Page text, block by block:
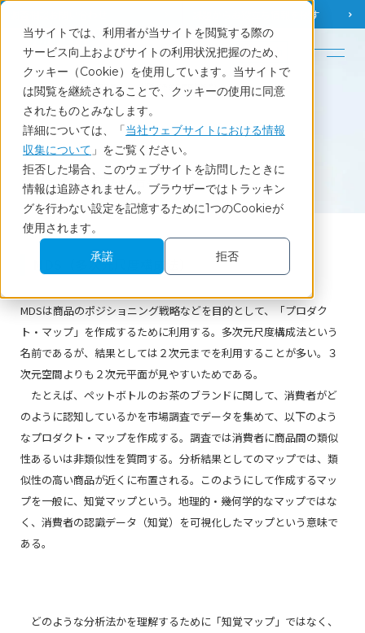
当サイトでは、利用者が当サイトを閲覧する際の
サービス向上およびサイトの利用状況把握のため、
クッキー（Cookie）を使用しています。当サイトで
は閲覧を継続されることで、クッキーの使用に同意
されたものとみなします。
詳細については、「当社ウェブサイトにおける情報
収集について 」をご覧ください。
拒否した場合、このウェブサイトを訪問したときに
情報は追跡されません。ブラウザーではトラッキン
グを行わない設定を記憶するために1つのCookieが
使用されます。
承諾
拒否
お役立ち情報を探す
English
ホーム 調査・統計用語集 MDS（多次元尺度構成法）
Glossary
調査・統計用語集
MDS（多次元尺度構成法）
MDSは商品のポジショニング戦略などを目的として、「プロダク
ト・マップ」を作成するために利用する。多次元尺度構成法という
名前であるが、結果としては２次元までを利用することが多い。３
次元空間よりも２次元平面が見やすいためである。
たとえば、ペットボトルのお茶のブランドに関して、消費者がど
のように認知しているかを市場調査でデータを集めて、以下のよう
なプロダクト・マップを作成する。調査では消費者に商品間の類似
性あるいは非類似性を質問する。分析結果としてのマップでは、類
似性の高い商品が近くに布置される。このようにして作成するマッ
プを一般に、知覚マップという。地理的・幾何学的なマップではな
く、消費者の認識データ（知覚）を可視化したマップという意味で
ある。
どのような分析法かを理解するために「知覚マップ」ではなく、